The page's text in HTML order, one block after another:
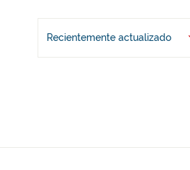
Recientemente actualizado